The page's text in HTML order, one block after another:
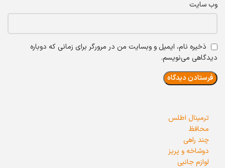
وب‌ سایت
ذخیره نام، ایمیل و وبسایت من در مرورگر برای زمانی که دوباره
دیدگاهی می‌نویسم.
ترمینال اطلس
محافظ
چند راهی
دوشاخه و پریز
لوازم جانبی